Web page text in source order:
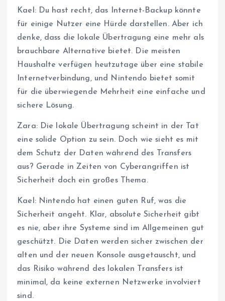
Kael: Du hast recht, das Internet-Backup könnte
für einige Nutzer eine Hürde darstellen. Aber ich
denke, dass die lokale Übertragung eine mehr als
brauchbare Alternative bietet. Die meisten
Haushalte verfügen heutzutage über eine stabile
Internetverbindung, und Nintendo bietet somit
für die überwiegende Mehrheit eine einfache und
sichere Lösung.
Zara: Die lokale Übertragung scheint in der Tat
eine solide Option zu sein. Doch wie sieht es mit
dem Schutz der Daten während des Transfers
aus? Gerade in Zeiten von Cyberangriffen ist
Sicherheit doch ein großes Thema.
Kael: Nintendo hat einen guten Ruf, was die
Sicherheit angeht. Klar, absolute Sicherheit gibt
es nie, aber ihre Systeme sind im Allgemeinen gut
geschützt. Die Daten werden sicher zwischen der
alten und der neuen Konsole ausgetauscht, und
das Risiko während des lokalen Transfers ist
minimal, da keine externen Netzwerke involviert
sind.